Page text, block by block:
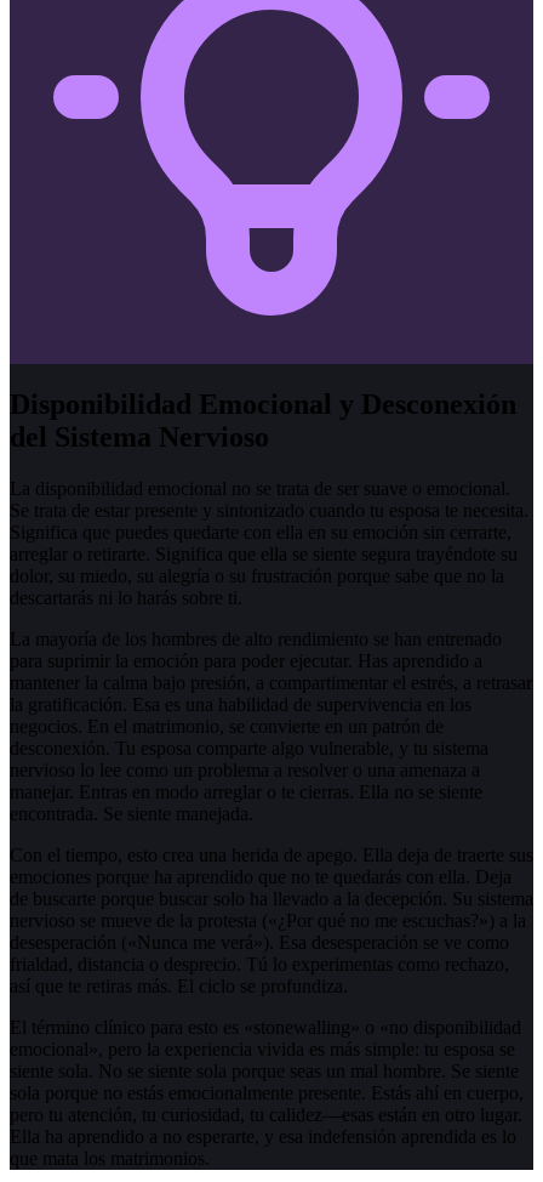
Disponibilidad Emocional y Desconexión
del Sistema Nervioso
La disponibilidad emocional no se trata de ser suave o emocional.
Se trata de estar presente y sintonizado cuando tu esposa te necesita.
Significa que puedes quedarte con ella en su emoción sin cerrarte,
arreglar o retirarte. Significa que ella se siente segura trayéndote su
dolor, su miedo, su alegría o su frustración porque sabe que no la
descartarás ni lo harás sobre ti.
La mayoría de los hombres de alto rendimiento se han entrenado
para suprimir la emoción para poder ejecutar. Has aprendido a
mantener la calma bajo presión, a compartimentar el estrés, a retrasar
la gratificación. Esa es una habilidad de supervivencia en los
negocios. En el matrimonio, se convierte en un patrón de
desconexión. Tu esposa comparte algo vulnerable, y tu sistema
nervioso lo lee como un problema a resolver o una amenaza a
manejar. Entras en modo arreglar o te cierras. Ella no se siente
encontrada. Se siente manejada.
Con el tiempo, esto crea una herida de apego. Ella deja de traerte sus
emociones porque ha aprendido que no te quedarás con ella. Deja
de buscarte porque buscar solo ha llevado a la decepción. Su sistema
nervioso se mueve de la protesta («¿Por qué no me escuchas?») a la
desesperación («Nunca me verá»). Esa desesperación se ve como
frialdad, distancia o desprecio. Tú lo experimentas como rechazo,
así que te retiras más. El ciclo se profundiza.
El término clínico para esto es «stonewalling» o «no disponibilidad
emocional», pero la experiencia vivida es más simple: tu esposa se
siente sola. No se siente sola porque seas un mal hombre. Se siente
sola porque no estás emocionalmente presente. Estás ahí en cuerpo,
pero tu atención, tu curiosidad, tu calidez—esas están en otro lugar.
Ella ha aprendido a no esperarte, y esa indefensión aprendida es lo
que mata los matrimonios.